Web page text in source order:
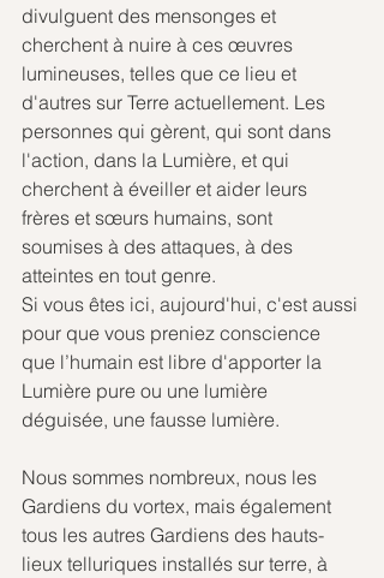
divulguent des mensonges et
cherchent à nuire à ces œuvres
lumineuses, telles que ce lieu et
d'autres sur Terre actuellement. Les
personnes qui gèrent, qui sont dans
l'action, dans la Lumière, et qui
cherchent à éveiller et aider leurs
frères et sœurs humains, sont
soumises à des attaques, à des
atteintes en tout genre.
Si vous êtes ici, aujourd'hui, c'est aussi
pour que vous preniez conscience
que l’humain est libre d'apporter la
Lumière pure ou une lumière
déguisée, une fausse lumière.
Nous sommes nombreux, nous les
Gardiens du vortex, mais également
tous les autres Gardiens des hauts-
lieux telluriques installés sur terre, à